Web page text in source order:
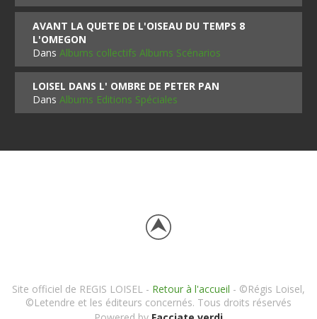
AVANT LA QUETE DE L'OISEAU DU TEMPS 8
L'OMEGON
DansAlbums collectifs Albums Scénarios
LOISEL DANS L' OMBRE DE PETER PAN
DansAlbums Editions Spéciales
Site officiel de REGIS LOISEL - Retour à l'accueil - ©Régis Loisel,
©Letendre et les éditeurs concernés. Tous droits réservés